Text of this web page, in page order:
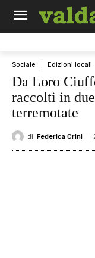
Sociale Edizioni locali
Da Loro
raccolti in
terremotate
di Federica Crini